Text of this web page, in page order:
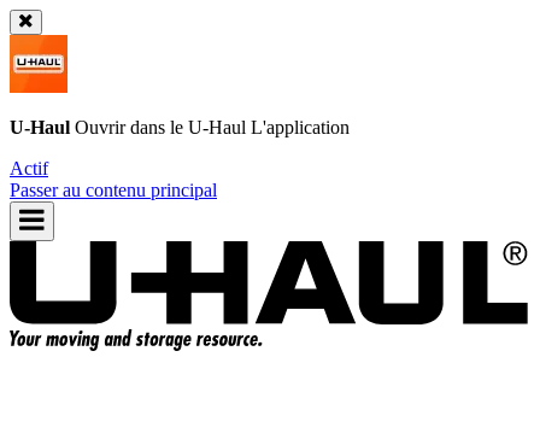
U-Haul Ouvrir dans le U-Haul L'application
Actif
Passer au contenu principal